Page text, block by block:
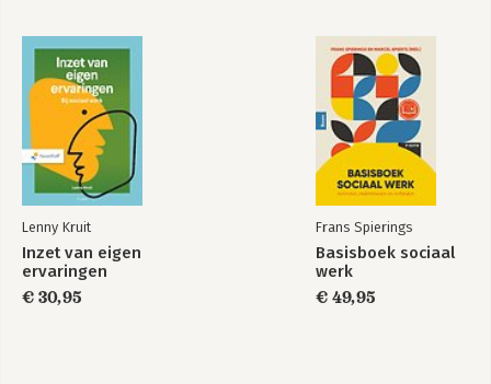
Lenny Kruit
Inzet van eigen
ervaringen
€ 30,95
Frans Spierings
Basisboek sociaal
werk
€ 49,95